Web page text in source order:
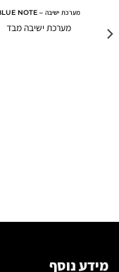
מערכת ישיבה – BLUE NOTE
מערכת ישיבה מבד
מידע נוסף